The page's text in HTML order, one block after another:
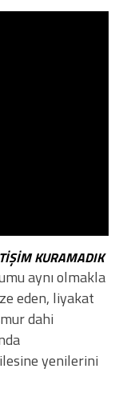
KURAMADIK
aynı olmakla
eden, liyakat
dahi
yenilerini